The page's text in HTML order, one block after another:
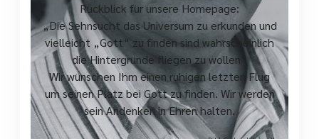
Rückblick für unsere Homepage:
„Die Sehnsucht das Universum zu erkunden und
vielleicht „Gott“ zu finden sind wahrscheinlich
die Hintergründe fliegen zu wollen“
Wir wünschen Ihm einen ruhigen letzten Flug
um seinen Platz bei Gott zu finden. Wir werden
sein Andenken in Ehren halten.